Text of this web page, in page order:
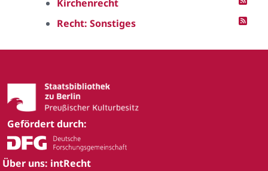
Kirchenrecht
Recht: Sonstiges
Gefördert durch:
Über uns: intRecht